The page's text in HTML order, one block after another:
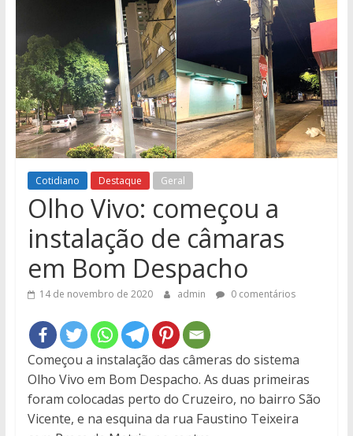
Cotidiano Destaque Geral
Olho Vivo: começou a
instalação de câmaras
em Bom Despacho
14 de novembro de 2020 admin 0 comentários
Começou a instalação das câmeras do sistema
Olho Vivo em Bom Despacho. As duas primeiras
foram colocadas perto do Cruzeiro, no bairro São
Vicente, e na esquina da rua Faustino Teixeira